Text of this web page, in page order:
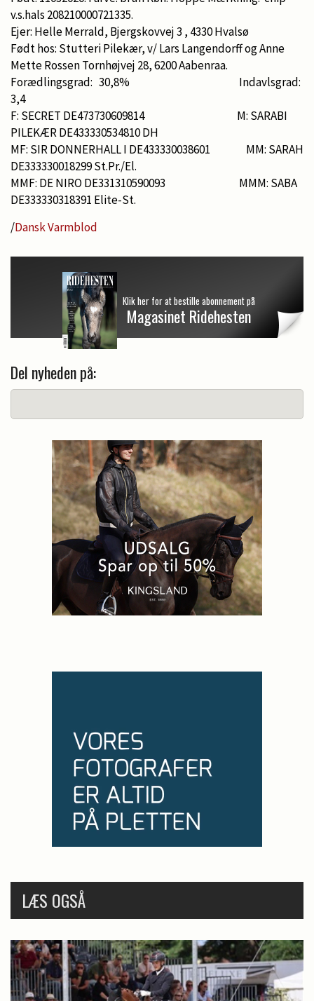
v.s.hals 208210000721335.
Ejer: Helle Merrald, Bjergskovvej 3 , 4330 Hvalsø
Født hos: Stutteri Pilekær, v/ Lars Langendorff og Anne
Mette Rossen Tornhøjvej 28, 6200 Aabenraa.
Forædlingsgrad: 30,8% Indavlsgrad:
3,4
F: SECRET DE473730609814 M: SARABI
PILEKÆR DE433330534810 DH
MF: SIR DONNERHALL I DE433330038601 MM: SARAH
DE333330018299 St.Pr./El.
MMF: DE NIRO DE331310590093 MMM: SABA
DE333330318391 Elite-St.
/Dansk Varmblod
Klik her for at bestille abonnement på
Magasinet Ridehesten
Del nyheden på:
LÆS OGSÅ